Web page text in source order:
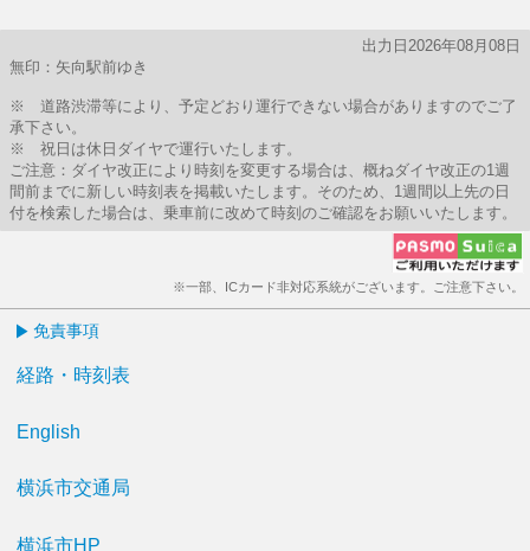
出力日2026年08月08日
無印：矢向駅前ゆき
※ 道路渋滞等により、予定どおり運行できない場合がありますのでご了
承下さい。
※ 祝日は休日ダイヤで運行いたします。
ご注意：ダイヤ改正により時刻を変更する場合は、概ねダイヤ改正の1週
間前までに新しい時刻表を掲載いたします。そのため、1週間以上先の日
付を検索した場合は、乗車前に改めて時刻のご確認をお願いいたします。
※一部、ICカード非対応系統がございます。ご注意下さい。
免責事項
経路・時刻表
English
横浜市交通局
横浜市HP